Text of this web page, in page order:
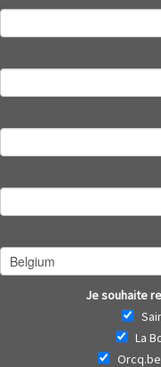
Je souhaite
La